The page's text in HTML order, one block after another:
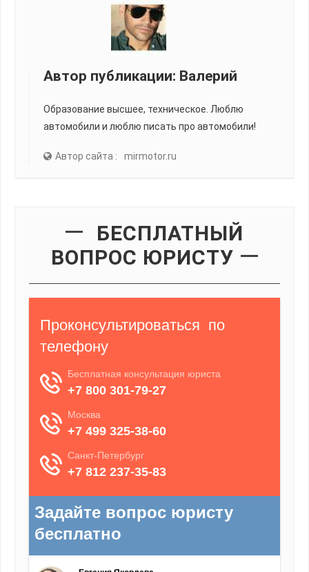
Автор публикации: Валерий
Образование высшее, техническое. Люблю
автомобили и люблю писать про автомобили!
Автор сайта : mirmotor.ru
БЕСПЛАТНЫЙ
ВОПРОС ЮРИСТУ